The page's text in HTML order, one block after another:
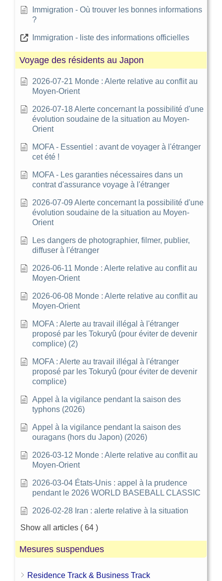
Immigration - Où trouver les bonnes informations
?
Immigration - liste des informations officielles
Voyage des résidents au Japon
2026-07-21 Monde : Alerte relative au conflit au
Moyen-Orient
2026-07-18 Alerte concernant la possibilité d'une
évolution soudaine de la situation au Moyen-
Orient
MOFA - Essentiel : avant de voyager à l'étranger
cet été !
MOFA - Les garanties nécessaires dans un
contrat d'assurance voyage à l'étranger
2026-07-09 Alerte concernant la possibilité d'une
évolution soudaine de la situation au Moyen-
Orient
Les dangers de photographier, filmer, publier,
diffuser à l'étranger
2026-06-11 Monde : Alerte relative au conflit au
Moyen-Orient
2026-06-08 Monde : Alerte relative au conflit au
Moyen-Orient
MOFA : Alerte au travail illégal à l'étranger
proposé par les Tokuryû (pour éviter de devenir
complice) (2)
MOFA : Alerte au travail illégal à l'étranger
proposé par les Tokuryû (pour éviter de devenir
complice)
Appel à la vigilance pendant la saison des
typhons (2026)
Appel à la vigilance pendant la saison des
ouragans (hors du Japon) (2026)
2026-03-12 Monde : Alerte relative au conflit au
Moyen-Orient
2026-03-04 États-Unis : appel à la prudence
pendant le 2026 WORLD BASEBALL CLASSIC
2026-02-28 Iran : alerte relative à la situation
Show all articles ( 64 )
Mesures suspendues
Residence Track & Business Track